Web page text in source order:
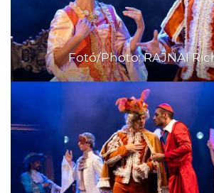
Fotó/Photo: RAJNAI